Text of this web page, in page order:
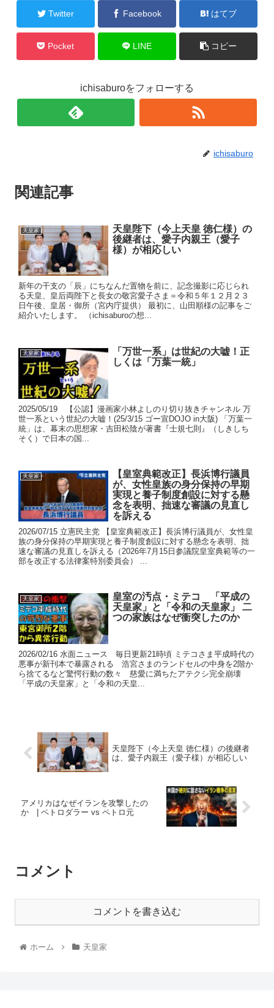
Twitter Facebook はてブ
Pocket LINE コピー
ichisaburoをフォローする
ichisaburo
関連記事
天皇家
天皇陛下（今上天皇 徳仁様）の
後継者は、愛子内親王（愛子
様）が相応しい
新年の干支の「辰」にちなんだ置物を前に、記念撮影に応じられ
る天皇、皇后両陛下と長女の敬宮愛子さま＝令和５年１２月２３
日午後、皇居・御所（宮内庁提供） 最初に、山田順様の記事をご
紹介いたします。 （ichisaburoの想...
天皇家
「万世一系」は世紀の大嘘！正
しくは「万葉一統」
2025/05/19 【公認】漫画家小林よしのり切り抜きチャンネル 万
世一系という世紀の大嘘！(25/3/15 ゴー宣DOJO in大阪) 「万葉一
統」は、幕末の思想家・吉田松陰が著書『士規七則』（しきしち
そく）で日本の国...
天皇家
【皇室典範改正】長浜博行議員
が、女性皇族の身分保持の早期
実現と養子制度創設に対する懸
念を表明、拙速な審議の見直し
を訴える
2026/07/15 立憲民主党 【皇室典範改正】長浜博行議員が、女性皇
族の身分保持の早期実現と養子制度創設に対する懸念を表明、拙
速な審議の見直しを訴える（2026年7月15日参議院皇室典範等の一
部を改正する法律案特別委員会） ...
天皇家
皇室の汚点・ミテコ 「平成の
天皇家」と「令和の天皇家」 二
つの家族はなぜ衝突したのか
2026/02/16 水面ニュース 毎日更新21時頃 ミテコさま平成時代の
悪事が新刊本で暴露される 浩宮さまのランドセルの中身を2階か
ら捨てるなど驚愕行動の数々 慈愛に満ちたアテクシ完全崩壊
「平成の天皇家」と「令和の天皇...
天皇陛下（今上天皇 徳仁様）の後継者
は、愛子内親王（愛子様）が相応しい
アメリカはなぜイランを攻撃したの
か | ペトロダラー vs ペトロ元
コメント
コメントを書き込む
ホーム 天皇家